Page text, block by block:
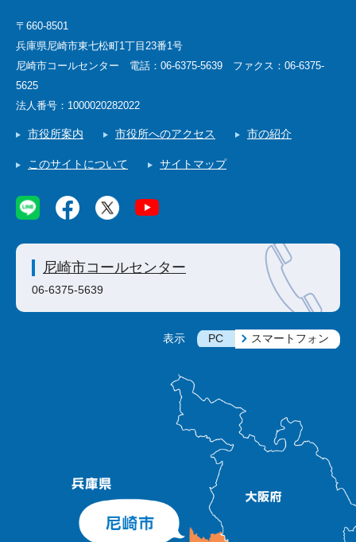
〒660-8501
兵庫県尼崎市東七松町1丁目23番1号
尼崎市コールセンター 電話：06-6375-5639 ファクス：06-6375-
5625
法人番号：1000020282022
市役所案内 市役所へのアクセス 市の紹介
このサイトについて サイトマップ
表示 PC スマートフォン
尼崎市コールセンター
06-6375-5639